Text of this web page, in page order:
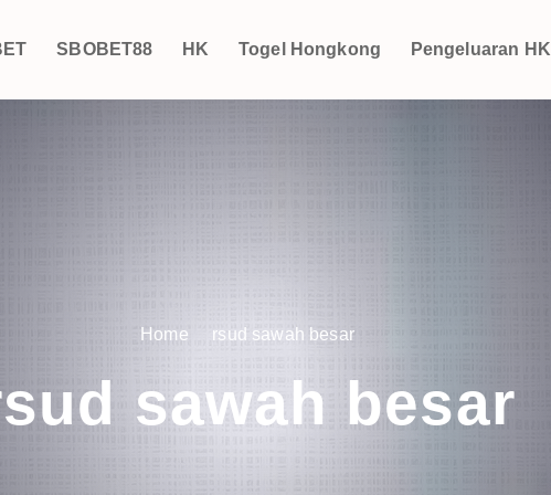
SBOBET88 HK Togel Hongkong Pengeluaran HK
Home rsud sawah besar
sawah besar